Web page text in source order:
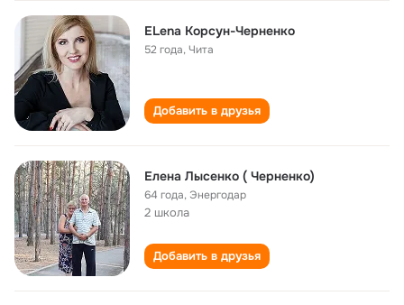
ЕLena Корсун-Черненко
52 года,Чита
Добавить в друзья
Елена Лысенко ( Черненко)
64 года, Энергодар
2 школа
Добавить в друзья